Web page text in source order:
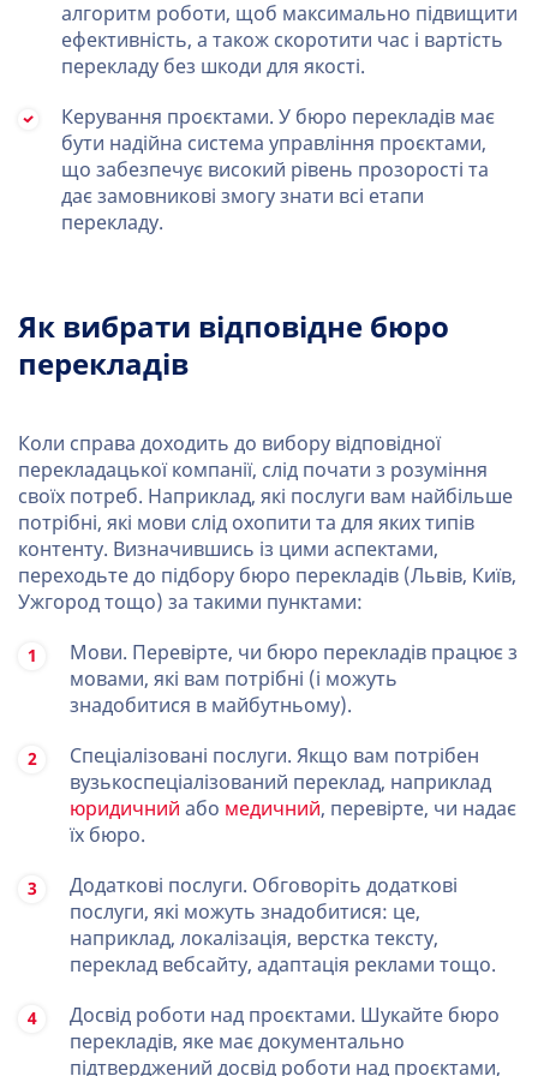
алгоритм роботи, щоб максимально підвищити
ефективність, а також скоротити час і вартість
перекладу без шкоди для якості.
Керування проєктами. У бюро перекладів має
бути надійна система управління проєктами,
що забезпечує високий рівень прозорості та
дає замовникові змогу знати всі етапи
перекладу.
Як вибрати відповідне бюро
перекладів
Коли справа доходить до вибору відповідної
перекладацької компанії, слід почати з розуміння
своїх потреб. Наприклад, які послуги вам найбільше
потрібні, які мови слід охопити та для яких типів
контенту. Визначившись із цими аспектами,
переходьте до підбору бюро перекладів (Львів, Київ,
Ужгород тощо) за такими пунктами:
Мови. Перевірте, чи бюро перекладів працює з
мовами, які вам потрібні (і можуть
знадобитися в майбутньому).
Спеціалізовані послуги. Якщо вам потрібен
вузькоспеціалізований переклад, наприклад
юридичний або медичний, перевірте, чи надає
їх бюро.
Додаткові послуги. Обговоріть додаткові
послуги, які можуть знадобитися: це,
наприклад, локалізація, верстка тексту,
переклад вебсайту, адаптація реклами тощо.
Досвід роботи над проєктами. Шукайте бюро
перекладів, яке має документально
підтверджений досвід роботи над проєктами,